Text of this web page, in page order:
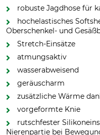
robuste Jagdhose für
hochelastisches
Oberschenkel- und
Stretch-Einsätze
atmungsaktiv
wasserabweisend
geräuscharm
zusätzliche Wärme
vorgeformte Knie
rutschfester
Nierenpartie bei